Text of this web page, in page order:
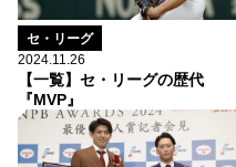
セ・リーグ
2024.11.26
【一覧】セ・リーグの歴代
『MVP』